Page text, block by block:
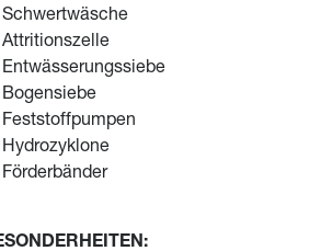
Schwertwäsche
Attritionszelle
Entwässerungssiebe
Bogensiebe
Feststoffpumpen
Hydrozyklone
Förderbänder